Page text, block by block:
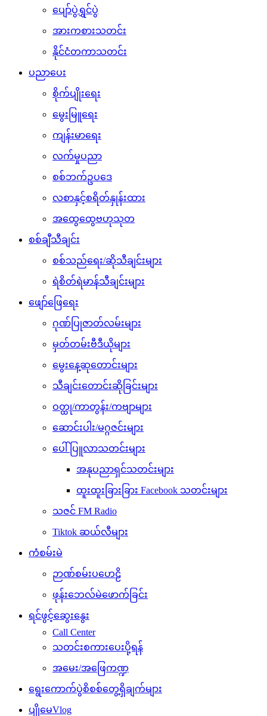
ပျော်ပွဲရွှင်ပွဲ
အားကစားသတင်း
နိုင်ငံတကာသတင်း
ပညာပေး
စိုက်ပျိုးရေး
မွေးမြူရေး
ကျန်းမာရေး
လက်မှုပညာ
စစ်ဘက်ဥပဒေ
လစာနှင့်စရိတ်နှုန်းထား
အထွေထွေဗဟုသုတ
စစ်ချီသီချင်း
စစ်သည်ရေး/ဆိုသီချင်းများ
ရဲစိတ်ရဲမာန်သီချင်းများ
ဖျော်ဖြေရေး
ဂုဏ်ပြုဇာတ်လမ်းများ
မှတ်တမ်းဗီဒီယိုများ
မွေးနေ့ဆုတောင်းများ
သီချင်းတောင်းဆိုခြင်းများ
ဝတ္ထု/ကာတွန်း/ကဗျာများ
ဆောင်းပါး/မဂ္ဂဇင်းများ
ပေါ်ပြူလာသတင်းများ
အနုပညာရှင်သတင်းများ
ထူးထူးခြားခြား Facebook သတင်းများ
သဇင် FM Radio
Tiktok ဆယ်လီများ
ကံစမ်းမဲ
ဉာဏ်စမ်းပဟေဠိ
ဖုန်းဘေလ်မဲဖောက်ခြင်း
ရင်ဖွင့်ဆွေးနွေး
Call Center
သတင်းစကားပေးပို့ရန်
အမေး/အဖြေကဏ္ဍ
ရွေးကောက်ပွဲစိစစ်တွေ့ရှိချက်များ
ပျိုမေVlog